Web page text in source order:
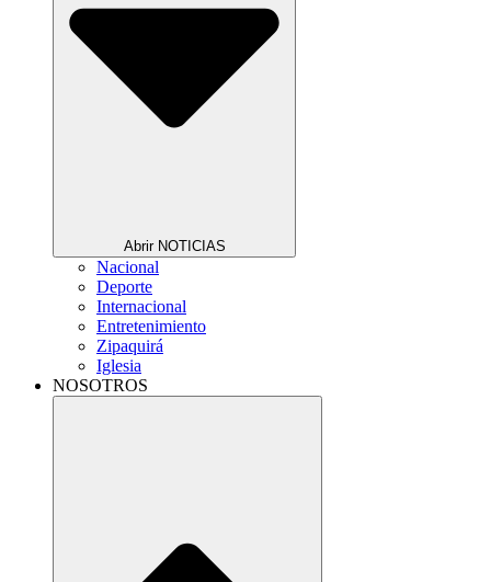
Abrir NOTICIAS
Nacional
Deporte
Internacional
Entretenimiento
Zipaquirá
Iglesia
NOSOTROS